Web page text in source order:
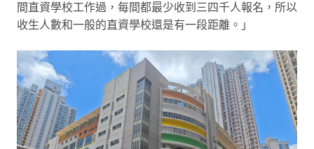
間直資學校工作過，每間都最少收到三四千人報名，所以
收生人數和一般的直資學校還是有一段距離。」